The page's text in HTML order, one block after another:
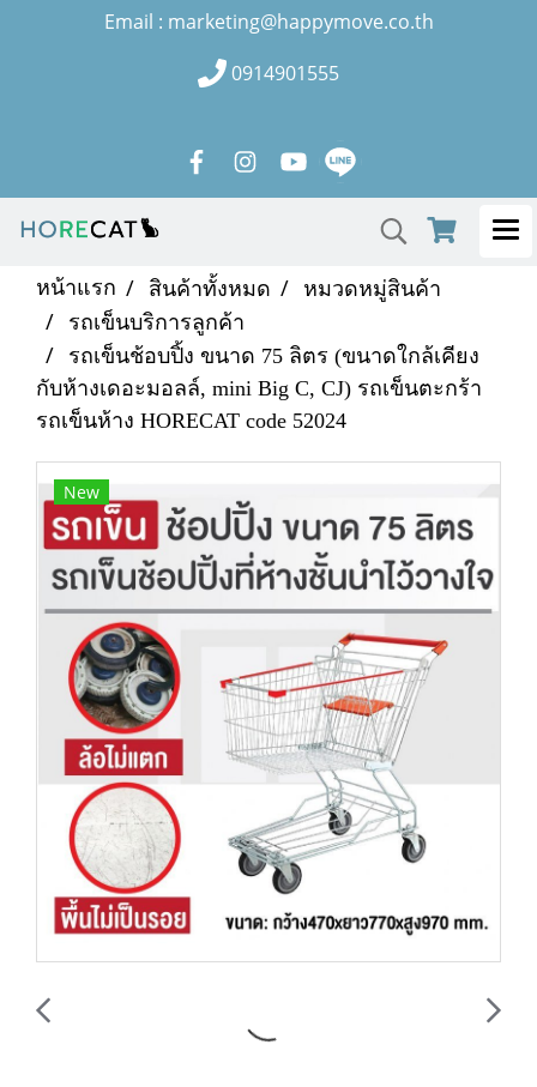
Email : marketing@happymove.co.th
0914901555
หน้าแรก สินค้าทั้งหมด
หมวดหมู่สินค้า
รถเข็นบริการลูกค้า
รถเข็นช้อบปิ้ง ขนาด 75 ลิตร (ขนาดใกล้เคียง
กับห้างเดอะมอลล์, mini Big C, CJ) รถเข็นตะกร้า
รถเข็นห้าง HORECAT code 52024
New